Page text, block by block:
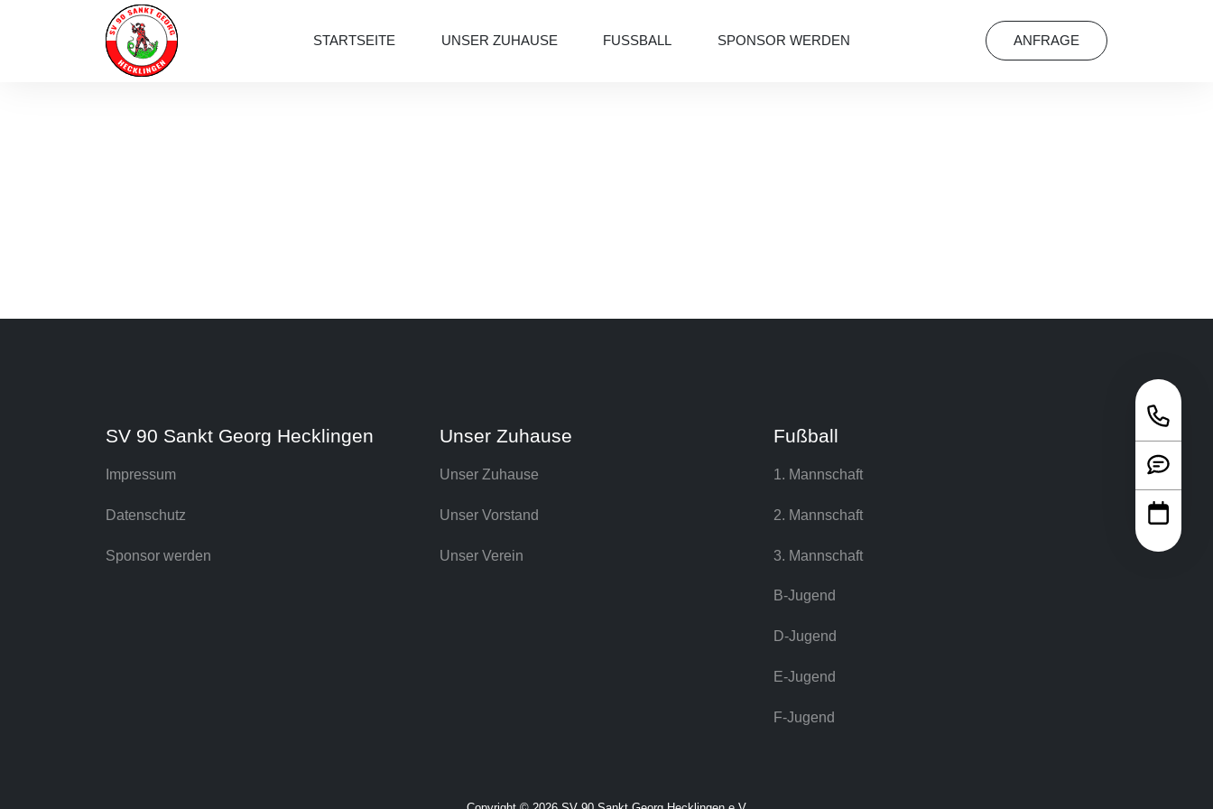
STARTSEITE UNSER ZUHAUSE FUSSBALL SPONSOR WERDEN ANFRAGE
SV 90 Sankt Georg Hecklingen
Impressum
Datenschutz
Sponsor werden
Unser Zuhause
Unser Zuhause
Unser Vorstand
Unser Verein
Fußball
1. Mannschaft
2. Mannschaft
3. Mannschaft
B-Jugend
D-Jugend
E-Jugend
F-Jugend